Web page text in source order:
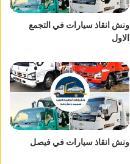
ونش انقاذ سيارات في التجمع
الاول
ونش انقاذ سيارات في فيصل